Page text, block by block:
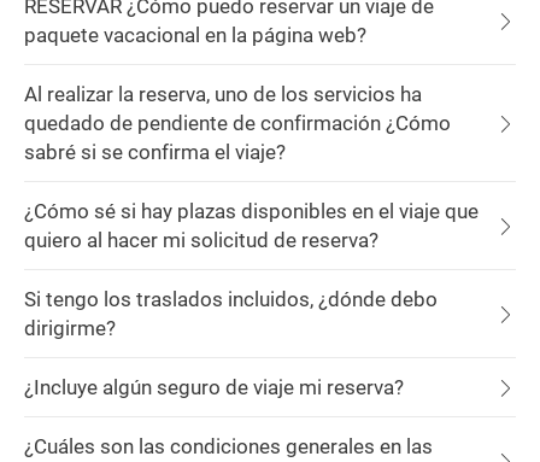
RESERVAR ¿Cómo puedo reservar un viaje de
paquete vacacional en la página web?
Al realizar la reserva, uno de los servicios ha
quedado de pendiente de confirmación ¿Cómo
sabré si se confirma el viaje?
¿Cómo sé si hay plazas disponibles en el viaje que
quiero al hacer mi solicitud de reserva?
Si tengo los traslados incluidos, ¿dónde debo
dirigirme?
¿Incluye algún seguro de viaje mi reserva?
¿Cuáles son las condiciones generales en las